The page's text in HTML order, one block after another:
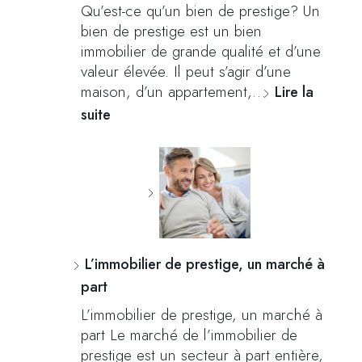
Qu’est-ce qu’un bien de prestige? Un
bien de prestige est un bien
immobilier de grande qualité et d’une
valeur élevée. Il peut s’agir d’une
maison, d’un appartement,… Lire la
suite
L’immobilier de prestige, un marché à
part
L’immobilier de prestige, un marché à
part Le marché de l’immobilier de
prestige est un secteur à part entière,